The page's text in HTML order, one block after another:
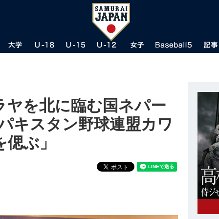
を北に臨む国ネパー
キスタン野球連盟カワ
ぶ」